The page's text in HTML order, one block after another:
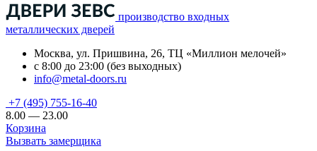
производство входных
металлических дверей
Москва, ул. Пришвина, 26, ТЦ «Миллион мелочей»
с 8:00 до 23:00 (без выходных)
info@metal-doors.ru
+7 (495) 755-16-40
8.00 — 23.00
Корзина
Вызвать замерщика